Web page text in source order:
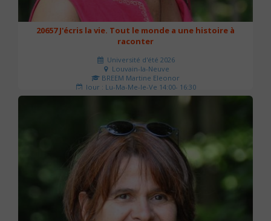
20657 J'écris la vie. Tout le monde a une histoire à
raconter
Université d'été 2026
Louvain-la-Neuve
BREEM Martine Eleonor
Jour : Lu-Ma-Me-Je-Ve 14:00- 16:30
Nombre de séances : 3